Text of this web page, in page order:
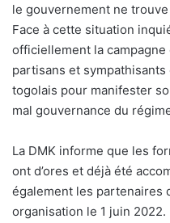
le gouvernement ne
Face à cette situation
officiellement la
partisans et sympathisants
togolais pour manifester
mal gouvernance du
La DMK informe que les
ont d’ores et déjà été
également les partenaires
organisation le 1 juin